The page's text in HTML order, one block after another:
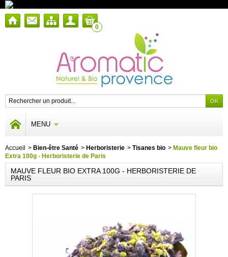
0
MENU
Accueil > Bien-être Santé > Herboristerie > Tisanes bio > Mauve fleur bio
Extra 100g - Herboristerie de Paris
MAUVE FLEUR BIO EXTRA 100G - HERBORISTERIE DE
PARIS